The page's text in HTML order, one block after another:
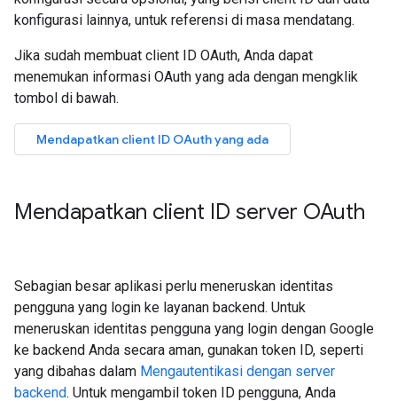
konfigurasi lainnya, untuk referensi di masa mendatang.
Jika sudah membuat client ID OAuth, Anda dapat
menemukan informasi OAuth yang ada dengan mengklik
tombol di bawah.
Mendapatkan client ID OAuth yang ada
Mendapatkan client ID server OAuth
Sebagian besar aplikasi perlu meneruskan identitas
pengguna yang login ke layanan backend. Untuk
meneruskan identitas pengguna yang login dengan Google
ke backend Anda secara aman, gunakan token ID, seperti
yang dibahas dalam Mengautentikasi dengan server
backend. Untuk mengambil token ID pengguna, Anda